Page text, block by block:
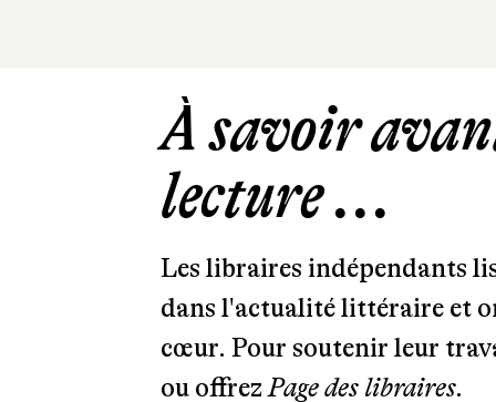
À savoir
lecture ...
Les libraires indépendants
dans l'actualité littéraire et
cœur. Pour soutenir leur
ou offrezPage des libraires.